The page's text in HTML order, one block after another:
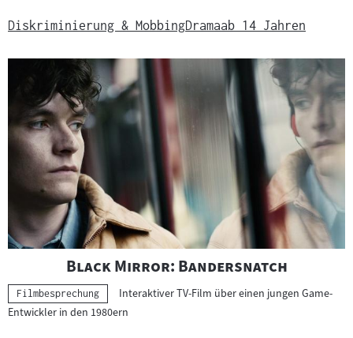
Diskriminierung & MobbingDramaab 14 Jahren
"
Black Mirror: Bandersnatch"
Kategorie:
Filmbesprechung
Interaktiver TV-Film über einen jungen Game-
Entwickler in den 1980ern